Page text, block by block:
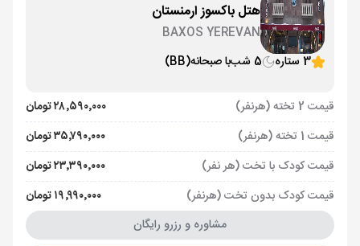
هتل باکسوز ارمنستان
BAXOS YEREVAN
3 ستاره
5 شب با صبحانه(BB)
قیمت 2 تخته (هرنفر)
۲۸٬۵۹۰٬۰۰۰ تومان
قیمت 1 تخته (هرنفر)
۳۵٬۷۹۰٬۰۰۰ تومان
قیمت کودک با تخت (هر نفر)
۲۳٬۳۹۰٬۰۰۰ تومان
قیمت کودک بدون تخت (هرنفر)
۱۹٬۹۹۰٬۰۰۰ تومان
مشاوره و رزرو رایگان